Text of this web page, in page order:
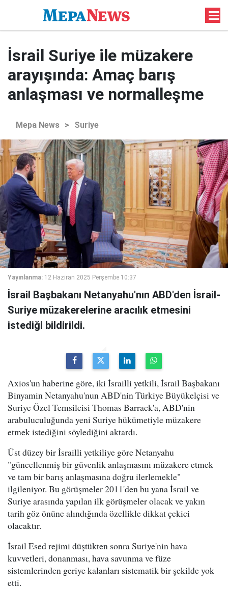
İsrail Suriye ile müzakere
arayışında: Amaç barış
anlaşması ve normalleşme
Mepa News > Suriye
Yayınlanma: 12 Haziran 2025 Perşembe 10:37
İsrail Başbakanı Netanyahu'nın ABD'den İsrail-
Suriye müzakerelerine aracılık etmesini
istediği bildirildi.
Axios'un haberine göre, iki İsrailli yetkili, İsrail Başbakanı
Binyamin Netanyahu'nun ABD'nin Türkiye Büyükelçisi ve
Suriye Özel Temsilcisi Thomas Barrack'a, ABD'nin
arabuluculuğunda yeni Suriye hükümetiyle müzakere
etmek istediğini söylediğini aktardı.
Üst düzey bir İsrailli yetkiliye göre Netanyahu
"güncellenmiş bir güvenlik anlaşmasını müzakere etmek
ve tam bir barış anlaşmasına doğru ilerlemekle"
ilgileniyor. Bu görüşmeler 2011'den bu yana İsrail ve
Suriye arasında yapılan ilk görüşmeler olacak ve yakın
tarih göz önüne alındığında özellikle dikkat çekici
olacaktır.
İsrail Esed rejimi düştükten sonra Suriye'nin hava
kuvvetleri, donanması, hava savunma ve füze
sistemlerinden geriye kalanları sistematik bir şekilde yok
etti.